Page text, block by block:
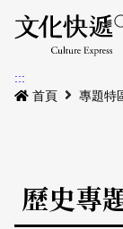
最新公告
本期專題
活動特區
:::
首頁
專題特
歷史專